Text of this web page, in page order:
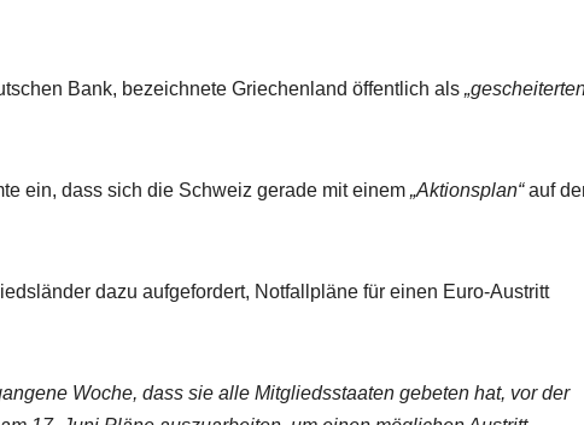
Bank, bezeichnete Griechenland öffentlich als
ein, dass sich die Schweiz gerade mit einem „Aktionsplan“auf
dazu aufgefordert, Notfallpläne für einen Euro-Austritt
Woche, dass sie alle Mitgliedsstaaten gebeten hat, vor der